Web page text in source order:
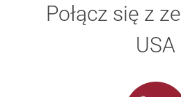
Połącz się z
USA